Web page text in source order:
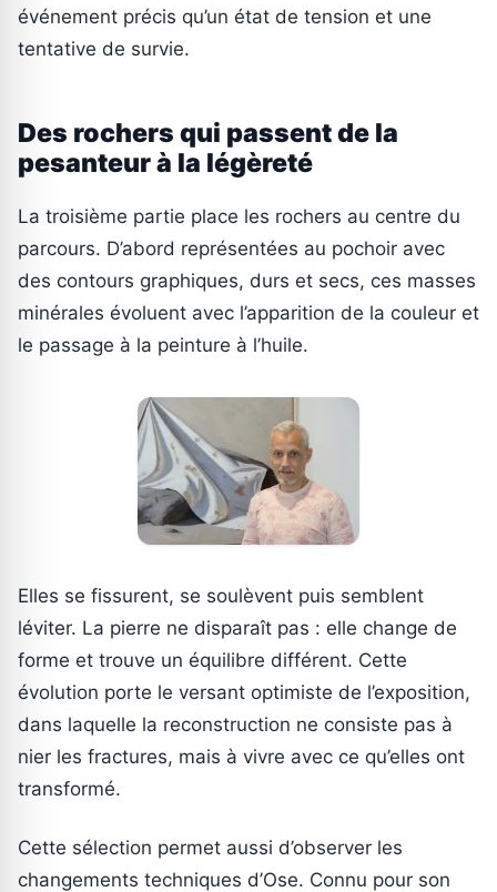
événement précis qu’un état de tension et une
tentative de survie.
Des rochers qui passent de la
pesanteur à la légèreté
La troisième partie place les rochers au centre du
parcours. D’abord représentées au pochoir avec
des contours graphiques, durs et secs, ces masses
minérales évoluent avec l’apparition de la couleur et
le passage à la peinture à l’huile.
Elles se fissurent, se soulèvent puis semblent
léviter. La pierre ne disparaît pas : elle change de
forme et trouve un équilibre différent. Cette
évolution porte le versant optimiste de l’exposition,
dans laquelle la reconstruction ne consiste pas à
nier les fractures, mais à vivre avec ce qu’elles ont
transformé.
Cette sélection permet aussi d’observer les
changements techniques d’Ose. Connu pour son